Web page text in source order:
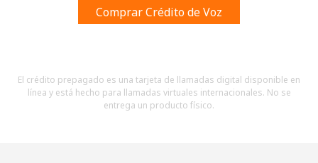
Un caracter especial
Comprar Crédito de Voz
El crédito prepagado es una tarjeta de llamadas digital disponible en
línea y está hecho para llamadas virtuales internacionales. No se
entrega un producto físico.